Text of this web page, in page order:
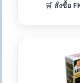
🛒 สั่งซื้อ